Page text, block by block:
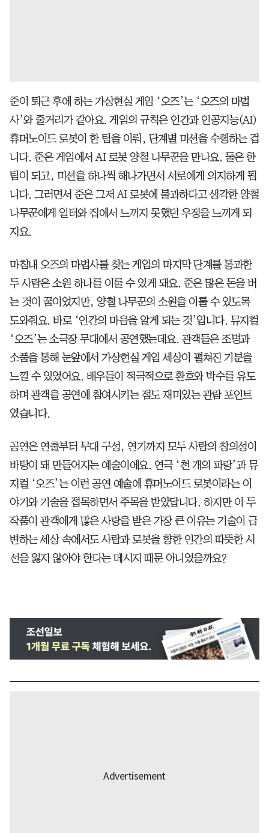
준이 퇴근 후에 하는 가상현실 게임 ‘오즈’는 ‘오즈의 마법
사’와 줄거리가 같아요. 게임의 규칙은 인간과 인공지능(AI)
휴머노이드 로봇이 한 팀을 이뤄, 단계별 미션을 수행하는 겁
니다. 준은 게임에서 AI 로봇 양철 나무꾼을 만나요. 둘은 한
팀이 되고, 미션을 하나씩 해나가면서 서로에게 의지하게 됩
니다. 그러면서 준은 그저 AI 로봇에 불과하다고 생각한 양철
나무꾼에게 일터와 집에서 느끼지 못했던 우정을 느끼게 되
지요.
마침내 오즈의 마법사를 찾는 게임의 마지막 단계를 통과한
두 사람은 소원 하나를 이룰 수 있게 돼요. 준은 많은 돈을 버
는 것이 꿈이었지만, 양철 나무꾼의 소원을 이룰 수 있도록
도와줘요. 바로 ‘인간의 마음을 알게 되는 것’입니다. 뮤지컬
‘오즈’는 소극장 무대에서 공연했는데요. 관객들은 조명과
소품을 통해 눈앞에서 가상현실 게임 세상이 펼쳐진 기분을
느낄 수 있었어요. 배우들이 적극적으로 환호와 박수를 유도
하며 관객을 공연에 참여시키는 점도 재미있는 관람 포인트
였습니다.
공연은 연출부터 무대 구성, 연기까지 모두 사람의 창의성이
바탕이 돼 만들어지는 예술이에요. 연극 ‘천 개의 파랑’과 뮤
지컬 ‘오즈’는 이런 공연 예술에 휴머노이드 로봇이라는 이
야기와 기술을 접목하면서 주목을 받았답니다. 하지만 이 두
작품이 관객에게 많은 사랑을 받은 가장 큰 이유는 기술이 급
변하는 세상 속에서도 사람과 로봇을 향한 인간의 따뜻한 시
선을 잃지 않아야 한다는 메시지 때문 아니었을까요?